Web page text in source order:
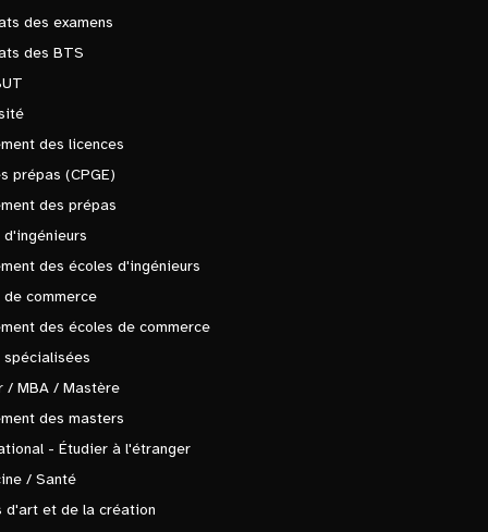
des examens
des BTS
des licences
prépas (CPGE)
des prépas
d'ingénieurs
des écoles d'ingénieurs
de commerce
des écoles de commerce
spécialisées
/ MBA / Mastère
des masters
- Étudier à l'étranger
/ Santé
d'art et de la création